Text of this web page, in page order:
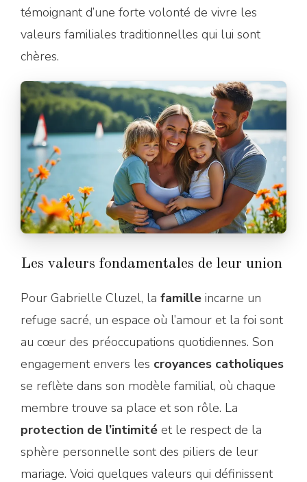
témoignant d’une forte volonté de vivre les
valeurs familiales traditionnelles qui lui sont
chères.
Les valeurs fondamentales de leur union
Pour Gabrielle Cluzel, la famille incarne un
refuge sacré, un espace où l’amour et la foi sont
au cœur des préoccupations quotidiennes. Son
engagement envers les croyances catholiques
se reflète dans son modèle familial, où chaque
membre trouve sa place et son rôle. La
protection de l’intimité et le respect de la
sphère personnelle sont des piliers de leur
mariage. Voici quelques valeurs qui définissent